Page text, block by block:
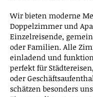
Wir bieten moderne
Doppelzimmer und
Einzelreisende,
oder Familien. Alle
einladend und
perfekt für
oder
schätzen besonders